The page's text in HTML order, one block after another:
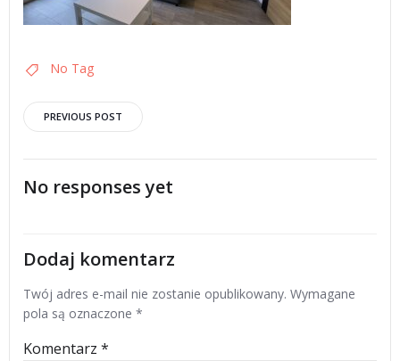
No Tag
Post
navigation
PREVIOUS POST
No responses yet
Dodaj komentarz
Twój adres e-mail nie zostanie opublikowany. Wymagane
pola są oznaczone *
Komentarz *